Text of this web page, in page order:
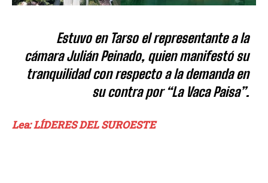
Estuvo en Tarso el representante a la
cámara Julián Peinado, quien manifestó su
tranquilidad con respecto a la demanda en
su contra por “La Vaca Paisa”.
Lea: LÍDERES DEL SUROESTE